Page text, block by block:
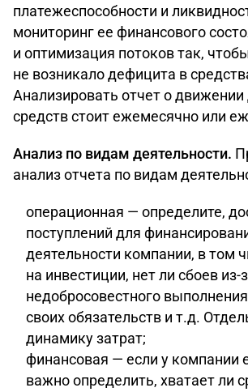
платежеспособности и
мониторинг ее финансового
и оптимизация потоков так,
не возникало дефицита в
Анализировать отчет о
средств стоит ежемесячно или
Анализ по видам деятельности.
анализ отчета по видам
операционная — определите,
поступлений для
деятельности компании, в том
на инвестиции, нет ли сбоев из-
недобросовестного
своих обязательств и т.д.
динамику затрат;
финансовая — если у компании
важно определить, хватает ли